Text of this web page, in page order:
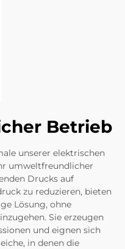
Betrieb
unserer elektrischen
umweltfreundlicher
Drucks auf
zu reduzieren, bieten
Lösung, ohne
Sie erzeugen
und eignen sich
in denen die